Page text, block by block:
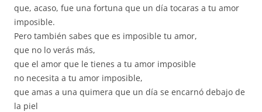
que, acaso, fue una fortuna que un día tocaras a tu amor
imposible.
Pero también sabes que es imposible tu amor,
que no lo verás más,
que el amor que le tienes a tu amor imposible
no necesita a tu amor imposible,
que amas a una quimera que un día se encarnó debajo de
la piel